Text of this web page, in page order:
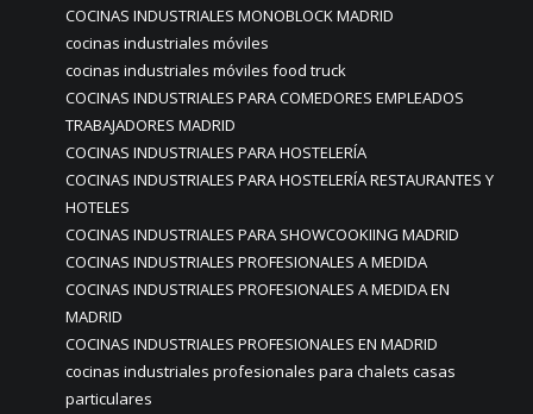
COCINAS INDUSTRIALES MONOBLOCK MADRID
cocinas industriales móviles
cocinas industriales móviles food truck
COCINAS INDUSTRIALES PARA COMEDORES EMPLEADOS
TRABAJADORES MADRID
COCINAS INDUSTRIALES PARA HOSTELERÍA
COCINAS INDUSTRIALES PARA HOSTELERÍA RESTAURANTES Y
HOTELES
COCINAS INDUSTRIALES PARA SHOWCOOKIING MADRID
COCINAS INDUSTRIALES PROFESIONALES A MEDIDA
COCINAS INDUSTRIALES PROFESIONALES A MEDIDA EN
MADRID
COCINAS INDUSTRIALES PROFESIONALES EN MADRID
cocinas industriales profesionales para chalets casas
particulares